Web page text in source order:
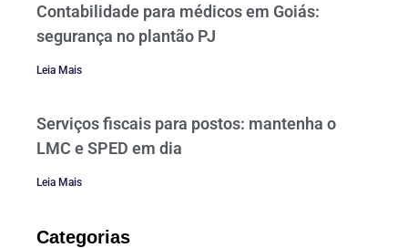
Contabilidade para médicos em Goiás:
segurança no plantão PJ
Leia Mais
Serviços fiscais para postos: mantenha o
LMC e SPED em dia
Leia Mais
Categorias